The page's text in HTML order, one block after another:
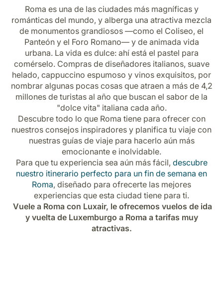
Carrera en Luxair
Roma es una de las ciudades más magníficas y
románticas del mundo, y alberga una atractiva mezcla
de monumentos grandiosos —como el Coliseo, el
Panteón y el Foro Romano— y de animada vida
urbana. La vida es dulce: ahí está el pastel para
comérselo. Compras de diseñadores italianos, suave
helado, cappuccino espumoso y vinos exquisitos, por
nombrar algunas pocas cosas que atraen a más de 4,2
millones de turistas al año que buscan el sabor de la
"dolce vita" italiana cada año.
Descubre todo lo que Roma tiene para ofrecer con
nuestros consejos inspiradores y planifica tu viaje con
nuestras guías de viaje para hacerlo aún más
emocionante e inolvidable.
Para que tu experiencia sea aún más fácil, descubre
nuestro itinerario perfecto para un fin de semana en
Roma, diseñado para ofrecerte las mejores
experiencias que esta ciudad tiene para ti.
Vuele a Roma con Luxair, le ofrecemos vuelos de ida
y vuelta de Luxemburgo a Roma a tarifas muy
atractivas.